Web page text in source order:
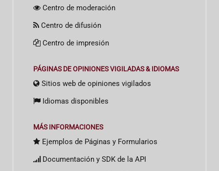
Centro de moderación
Centro de difusión
Centro de impresión
PÁGINAS DE OPINIONES VIGILADAS & IDIOMAS
Sitios web de opiniones vigilados
Idiomas disponibles
MÁS INFORMACIONES
Ejemplos de Páginas y Formularios
Documentación y SDK de la API